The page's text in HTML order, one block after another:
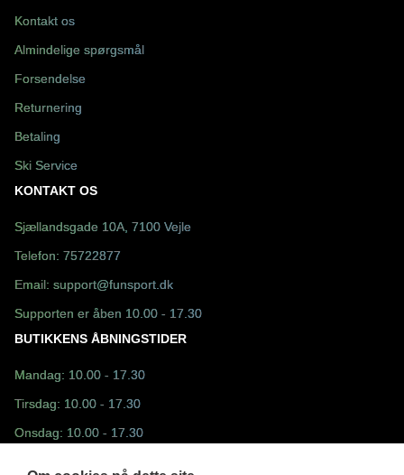
Kontakt os
Almindelige spørgsmål
Forsendelse
Returnering
Betaling
Ski Service
KONTAKT OS
Sjællandsgade 10A, 7100 Vejle
Telefon: 75722877
Email: support@funsport.dk
Supporten er åben 10.00 - 17.30
BUTIKKENS ÅBNINGSTIDER
Mandag: 10.00 - 17.30
Tirsdag: 10.00 - 17.30
Onsdag: 10.00 - 17.30